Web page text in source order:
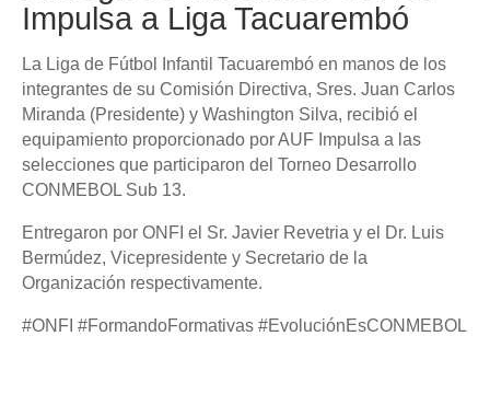
Impulsa a Liga Tacuarembó
La Liga de Fútbol Infantil Tacuarembó en manos de los
integrantes de su Comisión Directiva, Sres. Juan Carlos
Miranda (Presidente) y Washington Silva, recibió el
equipamiento proporcionado por AUF Impulsa a las
selecciones que participaron del Torneo Desarrollo
CONMEBOL Sub 13.
Entregaron por ONFI el Sr. Javier Revetria y el Dr. Luis
Bermúdez, Vicepresidente y Secretario de la
Organización respectivamente.
#ONFI #FormandoFormativas #EvoluciónEsCONMEBOL